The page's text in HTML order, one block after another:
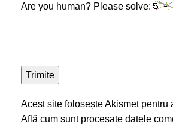
Are you human? Please solve:
Acest site folosește Akismet pentru
Află cum sunt procesate datele